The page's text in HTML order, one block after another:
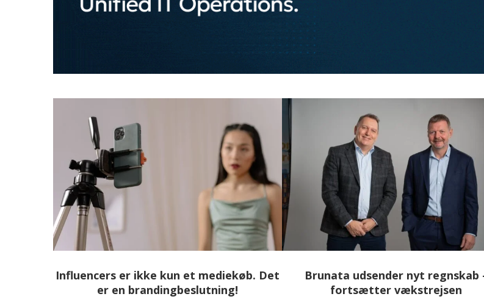
Influencers er ikke kun et mediekøb. Det
er en brandingbeslutning!
Brunata udsender nyt regnskab
fortsætter vækstrejsen